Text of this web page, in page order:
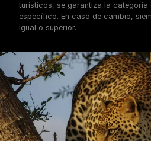
turísticos, se garantiza la categoría
específico. En caso de cambio,
igual o superior.